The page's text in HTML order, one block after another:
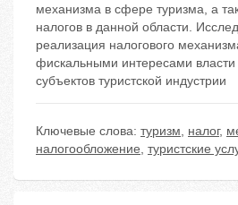
механизма в сфере туризма, а
налогов в данной области.
реализация налогового
фискальными интересами
субъектов туристской индустрии
Ключевые слова: туризм, налог,
налогообложение, туристские